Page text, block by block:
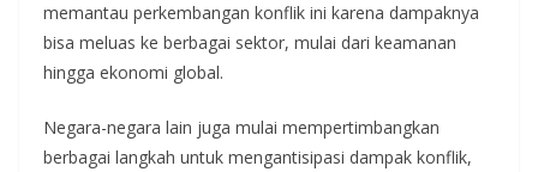
memantau perkembangan konflik ini karena dampaknya
bisa meluas ke berbagai sektor, mulai dari keamanan
hingga ekonomi global.
Negara-negara lain juga mulai mempertimbangkan
berbagai langkah untuk mengantisipasi dampak konflik,